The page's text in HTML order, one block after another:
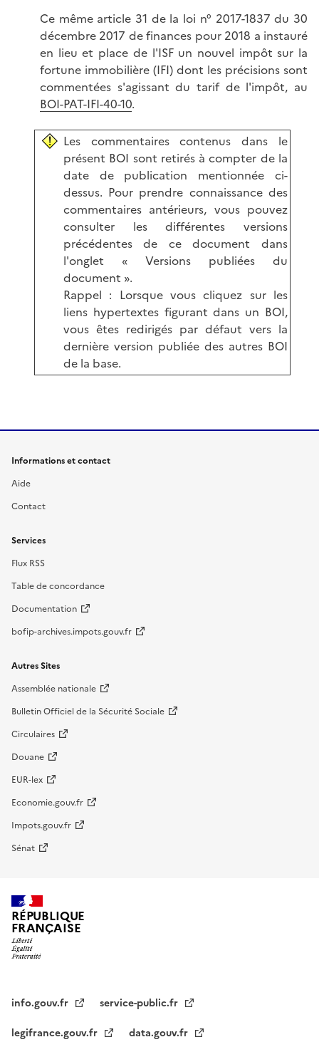
Ce même article 31 de la loi n° 2017-1837 du 30
décembre 2017 de finances pour 2018 a instauré
en lieu et place de l'ISF un nouvel impôt sur la
fortune immobilière (IFI) dont les précisions sont
commentées s'agissant du tarif de l'impôt, au
BOI-PAT-IFI-40-10.
Les commentaires contenus dans le
présent BOI sont retirés à compter de la
date de publication mentionnée ci-
dessus. Pour prendre connaissance des
commentaires antérieurs, vous pouvez
consulter les différentes versions
précédentes de ce document dans
l'onglet « Versions publiées du
document ».
Rappel : Lorsque vous cliquez sur les
liens hypertextes figurant dans un BOI,
vous êtes redirigés par défaut vers la
dernière version publiée des autres BOI
de la base.
Informations et contact
Aide
Contact
Services
Flux RSS
Table de concordance
Documentation
bofip-archives.impots.gouv.fr
Autres Sites
Assemblée nationale
Bulletin Officiel de la Sécurité Sociale
Circulaires
Douane
EUR-lex
Economie.gouv.fr
Impots.gouv.fr
Sénat
RÉPUBLIQUE
FRANÇAISE
info.gouv.fr
service-public.fr
legifrance.gouv.fr
data.gouv.fr